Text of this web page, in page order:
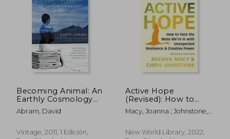
55%
dcto.
$ 759.175
$ 341.629
45%
dcto.
Becoming Animal: An
Earthly Cosmology
(en Inglés)
Abram, David
Vintage, 2011, 1 Edición,
Active Hope
(Revised): How to
Face the Mess We’Re
in With Unexpected
Creative Power (en
Macy, Joanna ; Johnstone,
New World Library, 2022,